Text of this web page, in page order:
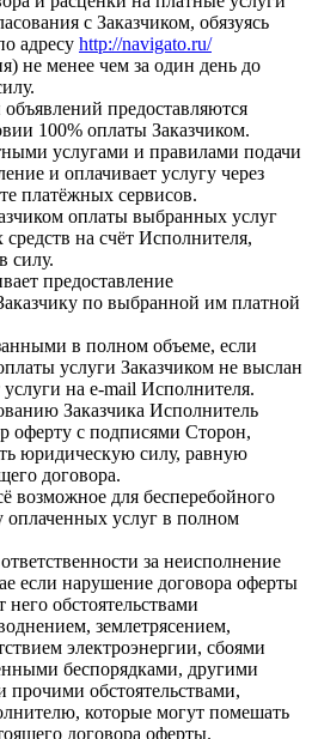
с Заказчиком, обязуясь
адресу http://navigato.ru/
не менее чем за один день до
предоставляются
100% оплаты Заказчиком.
услугами и правилами подачи
и оплачивает услугу через
платёжных сервисов.
оплаты выбранных услуг
на счёт Исполнителя,
силу.
предоставление
по выбранной им платной
в полном объеме, если
услуги Заказчиком не выслан
на e-mail Исполнителя.
Заказчика Исполнитель
оферту с подписями Сторон,
юридическую силу, равную
договора.
возможное для бесперебойного
оплаченных услуг в полном
за неисполнение
если нарушение договора оферты
обстоятельствами
землетрясением,
электроэнергии, сбоями
беспорядками, другими
обстоятельствами,
которые могут помешать
договора оферты.